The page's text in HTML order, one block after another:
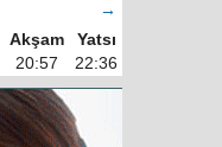
→
Akşam
Yatsı
20:57 22:36